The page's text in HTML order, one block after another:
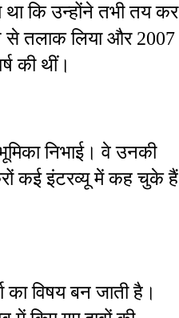
कि उन्होंने तभी तय कर
से तलाक लिया और 2007
की थीं।
निभाई। वे उनकी
कई इंटरव्यू में कह चुके हैं
का विषय बन जाती है।